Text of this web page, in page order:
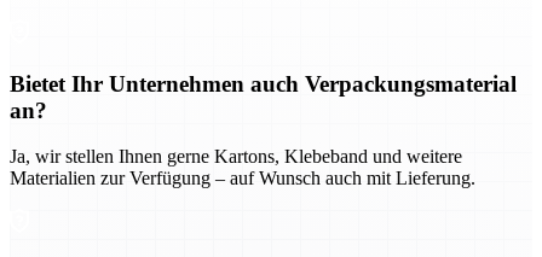
Bietet Ihr Unternehmen auch Verpackungsmaterial
an?
Ja, wir stellen Ihnen gerne Kartons, Klebeband und weitere
Materialien zur Verfügung – auf Wunsch auch mit Lieferung.